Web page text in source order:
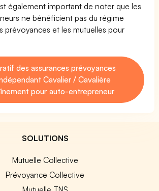
également important de noter que les
ne bénéficient pas du régime
prévoyances et les mutuelles pour
des assurances prévoyances
Cavalier / Cavalière
pour auto-entrepreneur
SOLUTIONS
Mutuelle Collective
Prévoyance Collective